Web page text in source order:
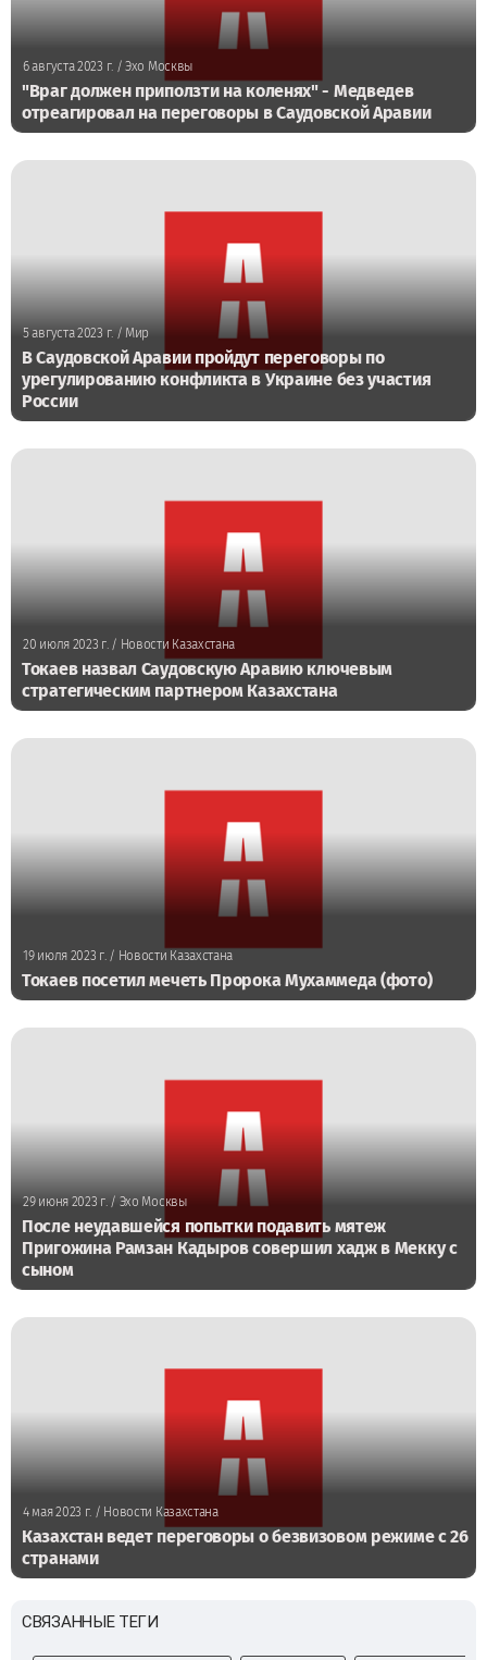
6 августа 2023 г. / Эхо Москвы
"Враг должен приползти на коленях" - Медведев
отреагировал на переговоры в Саудовской Аравии
5 августа 2023 г./ Мир
В Саудовской Аравии пройдут переговоры по
урегулированию конфликта в Украине без участия
России
20 июля 2023 г./ Новости Казахстана
Токаев назвал Саудовскую Аравию ключевым
стратегическим партнером Казахстана
19 июля 2023 г./ Новости Казахстана
Токаев посетил мечеть Пророка Мухаммеда (фото)
29 июня 2023 г. / Эхо Москвы
После неудавшейся попытки подавить мятеж
Пригожина Рамзан Кадыров совершил хадж в Мекку с
сыном
4 мая 2023 г. / Новости Казахстана
Казахстан ведет переговоры о безвизовом режиме с 26
странами
СВЯЗАННЫЕ ТЕГИ